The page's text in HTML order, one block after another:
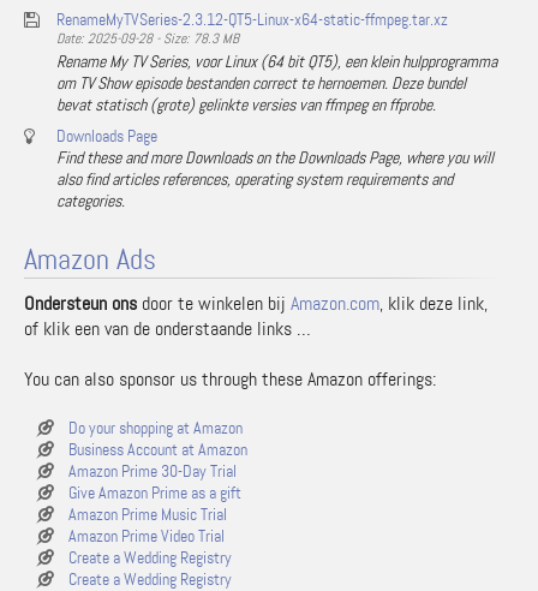
RenameMyTVSeries-2.3.12-QT5-Linux-x64-static-ffmpeg.tar.xz
Date: 2025-09-28 - Size: 78.3 MB
Rename My TV Series, voor Linux (64 bit QT5), een klein hulpprogramma
om TV Show episode bestanden correct te hernoemen. Deze bundel
bevat statisch (grote) gelinkte versies van ffmpeg en ffprobe.
Downloads Page
Find these and more Downloads on the Downloads Page, where you will
also find articles references, operating system requirements and
categories.
Amazon Ads
Ondersteun ons door te winkelen bij Amazon.com, klik deze link,
of klik een van de onderstaande links …
You can also sponsor us through these Amazon offerings:
Do your shopping at Amazon
Business Account at Amazon
Amazon Prime 30-Day Trial
Give Amazon Prime as a gift
Amazon Prime Music Trial
Amazon Prime Video Trial
Create a Wedding Registry
Create a Wedding Registry